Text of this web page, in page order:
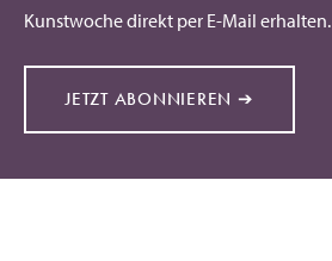
Kunstwoche direkt per E-Mail erhalten.
JETZT ABONNIEREN ➔